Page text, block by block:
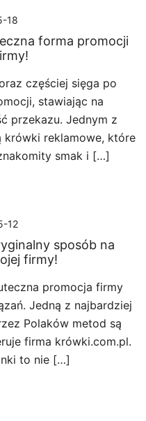
18
forma promocji
częściej sięga po
stawiając na
przekazu. Jednym z
krówki reklamowe, które
smak i […]
12
sposób na
firmy!
promocja firmy
Jedną z najbardziej
Polaków metod są
firma krówki.com.pl.
to nie […]